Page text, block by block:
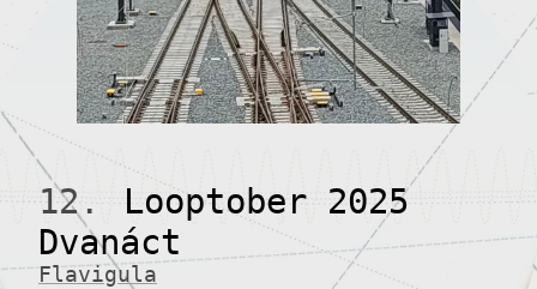
12.
Looptober 2025
Dvanáct
Flavigula